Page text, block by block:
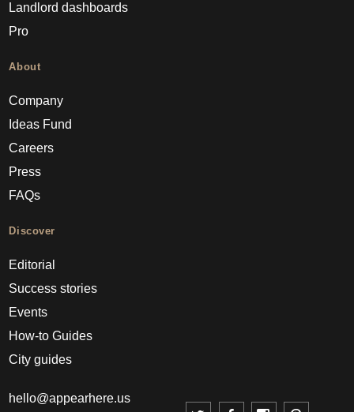
Landlord dashboards
Pro
About
Company
Ideas Fund
Careers
Press
FAQs
Discover
Editorial
Success stories
Events
How-to Guides
City guides
hello@appearhere.us